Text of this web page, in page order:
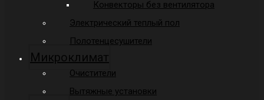
Конвекторы без вентилятора
Электрический теплый пол
Полотенцесушители
Микроклимат
Очистители
Вытяжные установки